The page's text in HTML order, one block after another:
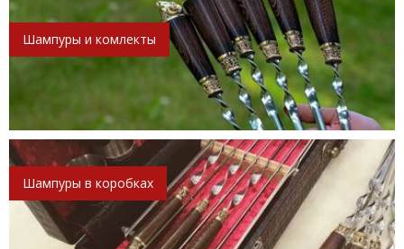
Шампуры и комлекты
Шампуры в коробках